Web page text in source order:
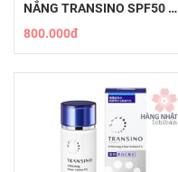
NẮNG TRANSINO SPF50 PA
+++ - BẢO VỆ DA HOÀN
800.000đ